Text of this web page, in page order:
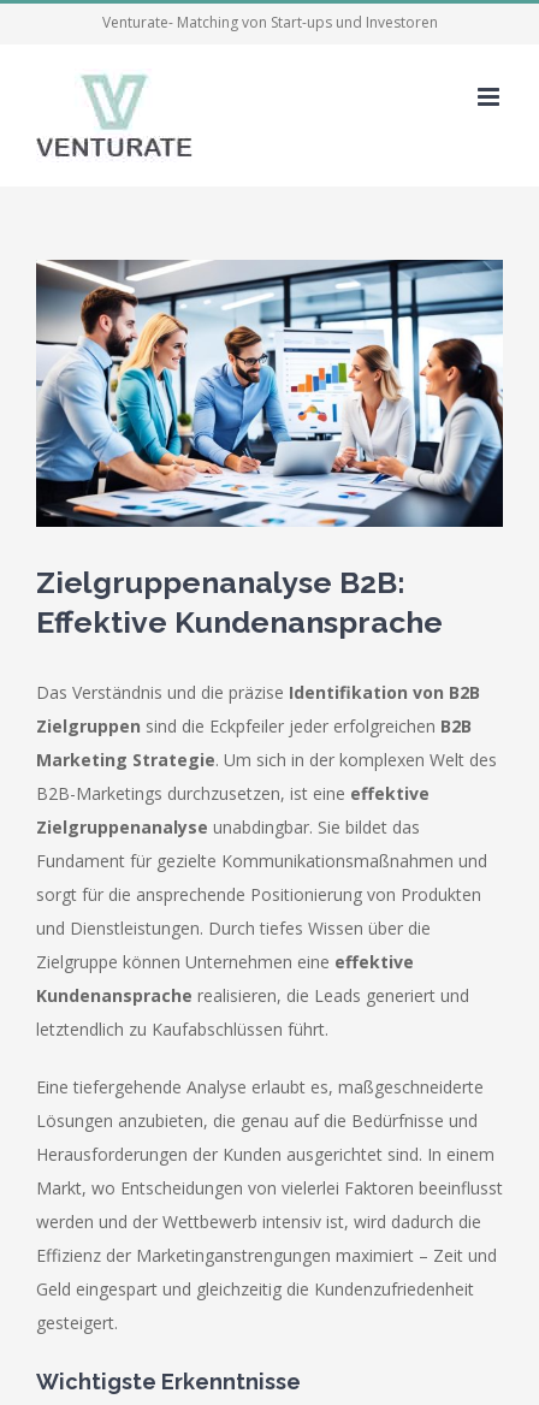
Venturate- Matching von Start-ups und Investoren
View
Larger
Image
Zielgruppenanalyse B2B:
Effektive Kundenansprache
Das Verständnis und die präzise Identifikation von B2B
Zielgruppen sind die Eckpfeiler jeder erfolgreichen B2B
Marketing Strategie. Um sich in der komplexen Welt des
B2B-Marketings durchzusetzen, ist eine effektive
Zielgruppenanalyse unabdingbar. Sie bildet das
Fundament für gezielte Kommunikationsmaßnahmen und
sorgt für die ansprechende Positionierung von Produkten
und Dienstleistungen. Durch tiefes Wissen über die
Zielgruppe können Unternehmen eine effektive
Kundenansprache realisieren, die Leads generiert und
letztendlich zu Kaufabschlüssen führt.
Eine tiefergehende Analyse erlaubt es, maßgeschneiderte
Lösungen anzubieten, die genau auf die Bedürfnisse und
Herausforderungen der Kunden ausgerichtet sind. In einem
Markt, wo Entscheidungen von vielerlei Faktoren beeinflusst
werden und der Wettbewerb intensiv ist, wird dadurch die
Effizienz der Marketinganstrengungen maximiert – Zeit und
Geld eingespart und gleichzeitig die Kundenzufriedenheit
gesteigert.
Wichtigste Erkenntnisse